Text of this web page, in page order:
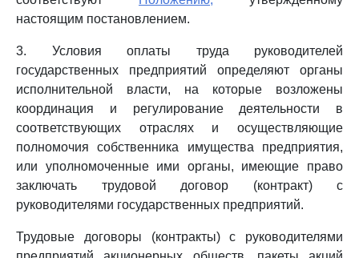
настоящим постановлением.
3. Условия оплаты труда руководителей
государственных предприятий определяют органы
исполнительной власти, на которые возложены
координация и регулирование деятельности в
соответствующих отраслях и осуществляющие
полномочия собственника имущества предприятия,
или уполномоченные ими органы, имеющие право
заключать трудовой договор (контракт) с
руководителями государственных предприятий.
Трудовые договоры (контракты) с руководителями